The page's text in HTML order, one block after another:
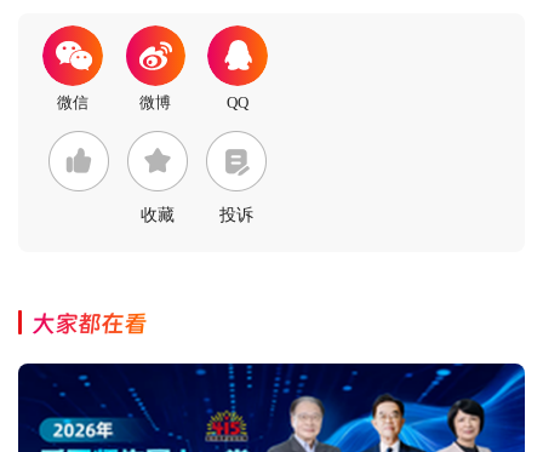
收藏 投诉
大家都在看